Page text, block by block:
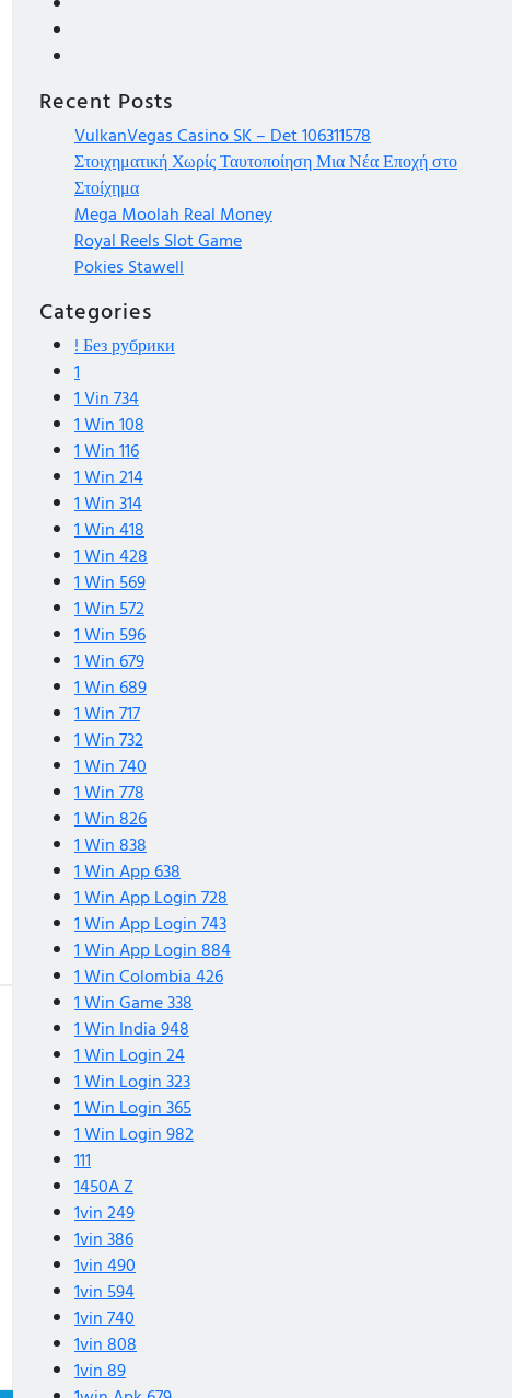
Recent Posts
VulkanVegas Casino SK – Det 106311578
Στοιχηματική Χωρίς Ταυτοποίηση Μια Νέα Εποχή στο
Στοίχημα
Mega Moolah Real Money
Royal Reels Slot Game
Pokies Stawell
Categories
! Без рубрики
1
1 Vin 734
1 Win 108
1 Win 116
1 Win 214
1 Win 314
1 Win 418
1 Win 428
1 Win 569
1 Win 572
1 Win 596
1 Win 679
1 Win 689
1 Win 717
1 Win 732
1 Win 740
1 Win 778
1 Win 826
1 Win 838
1 Win App 638
1 Win App Login 728
1 Win App Login 743
1 Win App Login 884
1 Win Colombia 426
1 Win Game 338
1 Win India 948
1 Win Login 24
1 Win Login 323
1 Win Login 365
1 Win Login 982
111
1450A Z
1vin 249
1vin 386
1vin 490
1vin 594
1vin 740
1vin 808
1vin 89